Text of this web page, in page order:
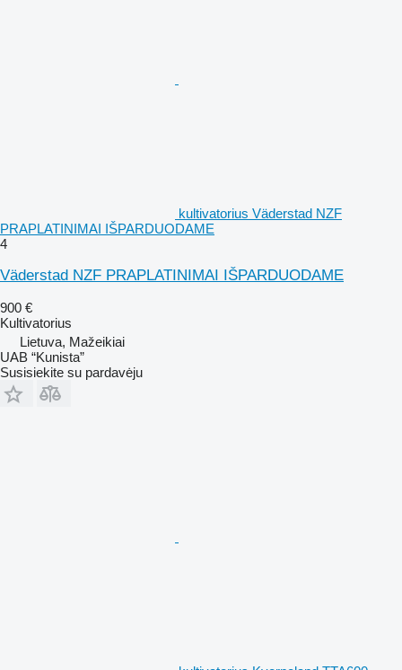
kultivatorius Väderstad NZF
PRAPLATINIMAI IŠPARDUODAME
4
Väderstad NZF PRAPLATINIMAI IŠPARDUODAME
900 €
Kultivatorius
Lietuva, Mažeikiai
UAB “Kunista”
Susisiekite su pardavėju